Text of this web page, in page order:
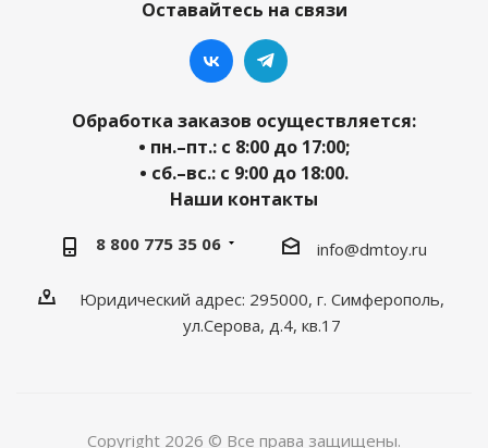
Оставайтесь на связи
Обработка заказов осуществляется:
• пн.–пт.: с 8:00 до 17:00;
• сб.–вс.: с 9:00 до 18:00.
Наши контакты
8 800 775 35 06 info@dmtoy.ru
Юридический адрес: 295000, г. Симферополь,
ул.Серова, д.4, кв.17
Copyright 2026 © Все права защищены.